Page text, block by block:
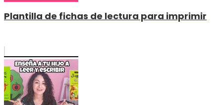
Plantilla de fichas de lectura para imprimir